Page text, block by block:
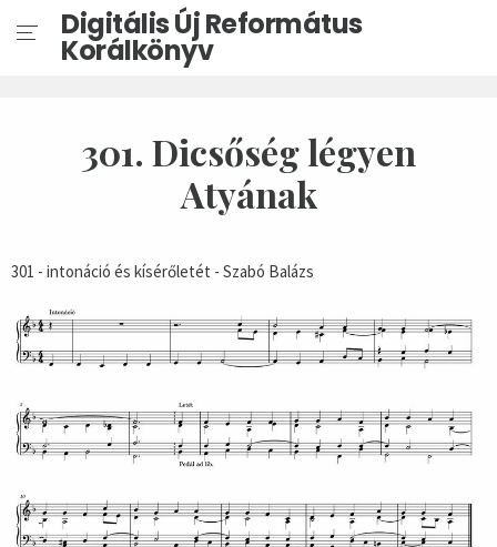
Digitális Új Református
Korálkönyv
301. Dicsőség légyen
Atyának
301 - intonáció és kísérőletét - Szabó Balázs